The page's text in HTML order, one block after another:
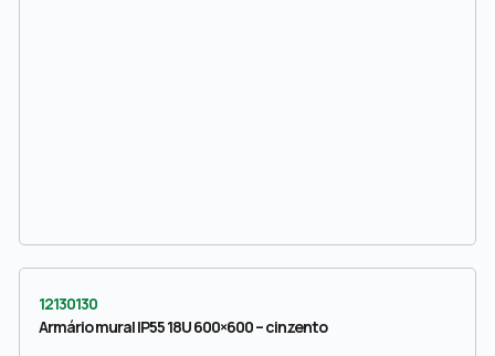
12130130
Armário mural IP55 18U 600×600 – cinzento